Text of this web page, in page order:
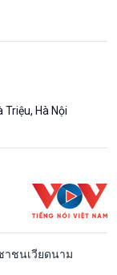
Hà Nội
าชนเวียดนาม